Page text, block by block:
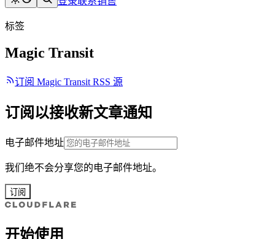
标签
Magic Transit
订阅 Magic Transit RSS 源
订阅以接收新文章通知
电子邮件地址
我们绝不会分享您的电子邮件地址。
订阅
开始使用